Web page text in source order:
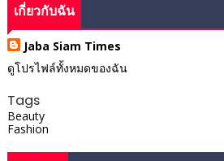
เกี่ยวกับฉัน
Jaba Siam Times
ดูโปรไฟล์ทั้งหมดของฉัน
Tags
Beauty
Fashion